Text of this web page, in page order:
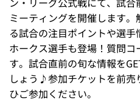
ミーティングを開催します
る試合の注目ポイントや選
ホークス選手も登場！質問
す。試合直前の旬な情報を
しょう♪参加チケットを前売
ひご参加ください。